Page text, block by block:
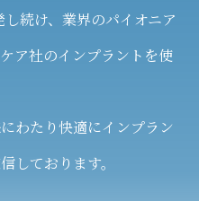
続け、業界のパイオニア
ア社のインプラントを使
わたり快適にインプラン
しております。